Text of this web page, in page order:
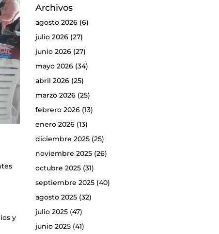
y
Archivos
agosto 2026(6)
julio 2026(27)
junio 2026(27)
mayo 2026(34)
abril 2026(25)
marzo 2026(25)
febrero 2026(13)
enero 2026(13)
diciembre 2025(25)
noviembre 2025(26)
octubre 2025(31)
septiembre 2025(40)
agosto 2025(32)
julio 2025(47)
junio 2025(41)